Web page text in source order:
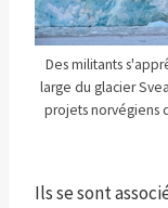
Des militants
large du glacier
projets norvégiens
Ils se sont